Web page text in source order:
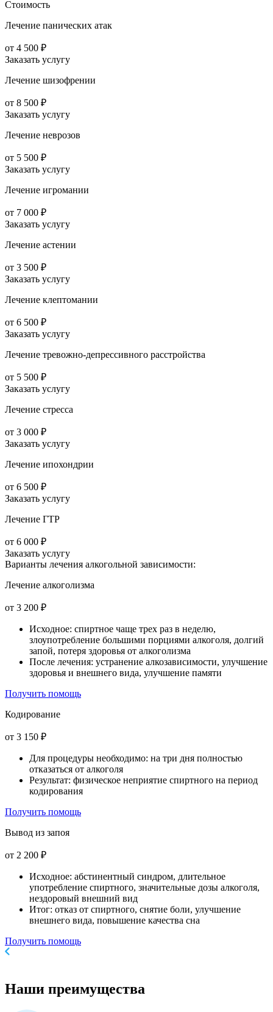
Стоимость
Лечение панических атак
от 4 500 ₽
Заказать услугу
Лечение шизофрении
от 8 500 ₽
Заказать услугу
Лечение неврозов
от 5 500 ₽
Заказать услугу
Лечение игромании
от 7 000 ₽
Заказать услугу
Лечение астении
от 3 500 ₽
Заказать услугу
Лечение клептомании
от 6 500 ₽
Заказать услугу
Лечение тревожно-депрессивного расстройства
от 5 500 ₽
Заказать услугу
Лечение стресса
от 3 000 ₽
Заказать услугу
Лечение ипохондрии
от 6 500 ₽
Заказать услугу
Лечение ГТР
от 6 000 ₽
Заказать услугу
Варианты лечения алкогольной зависимости:
Лечение алкоголизма
от 3 200 ₽
Исходное: спиртное чаще трех раз в неделю,
злоупотребление большими порциями алкоголя, долгий
запой, потеря здоровья от алкоголизма
После лечения: устранение алкозависимости, улучшение
здоровья и внешнего вида, улучшение памяти
Получить помощь
Кодирование
от 3 150 ₽
Для процедуры необходимо: на три дня полностью
отказаться от алкоголя
Результат: физическое неприятие спиртного на период
кодирования
Получить помощь
Вывод из запоя
от 2 200 ₽
Исходное: абстинентный синдром, длительное
употребление спиртного, значительные дозы алкоголя,
нездоровый внешний вид
Итог: отказ от спиртного, снятие боли, улучшение
внешнего вида, повышение качества сна
Получить помощь
Наши преимущества